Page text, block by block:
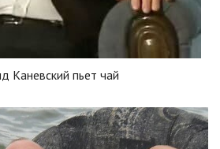
Каневский пьет чай